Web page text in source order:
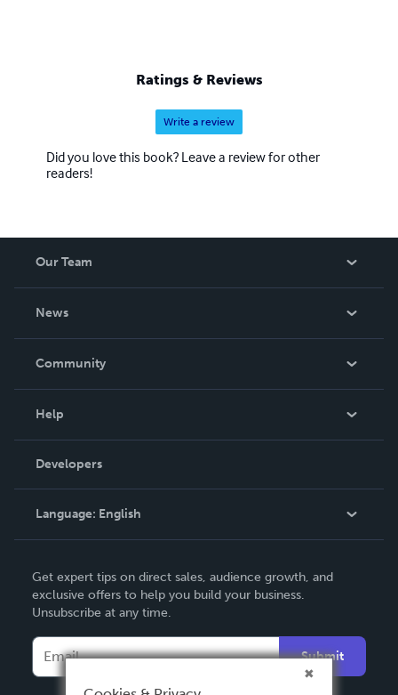
Ratings & Reviews
Write a review
Did you love this book? Leave a review for other
readers!
Our Team
News
In The News
Community
Podcast
Help
Order Lookup
Knowledge Base
Contact Support
Developers
Language: English
Deutsch
Français
Italiano
Español
Get expert tips on direct sales, audience growth, and
exclusive offers to help you build your business.
Unsubscribe at any time.
Submit